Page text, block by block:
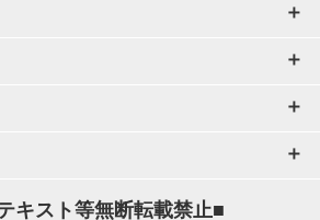
キスト等無断転載禁止■